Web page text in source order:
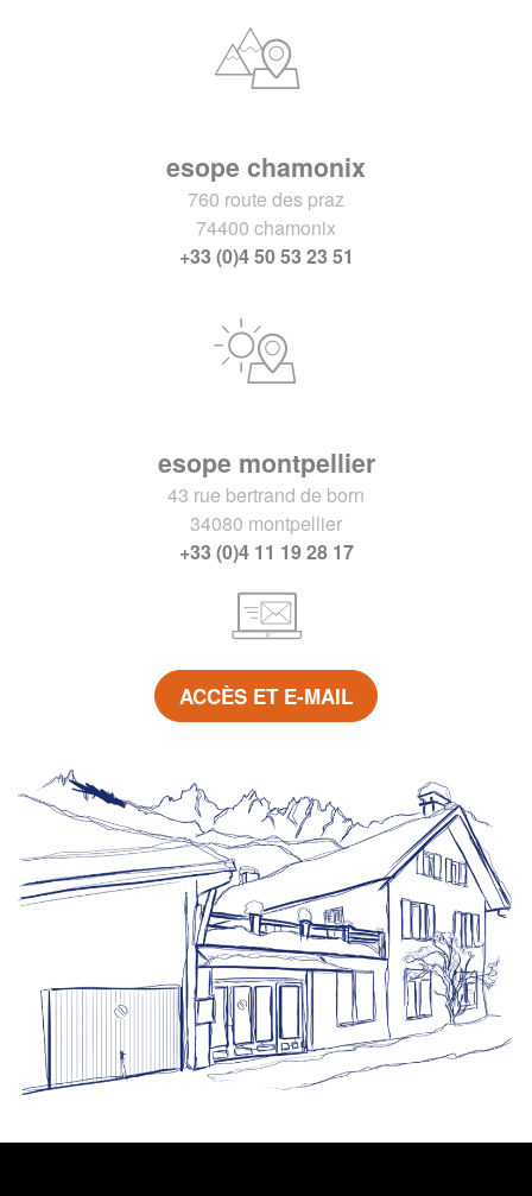
esope chamonix
760 route des praz
74400 chamonix
+33 (0)4 50 53 23 51
esope montpellier
43 rue bertrand de born
34080 montpellier
+33 (0)4 11 19 28 17
ACCÈS ET E-MAIL